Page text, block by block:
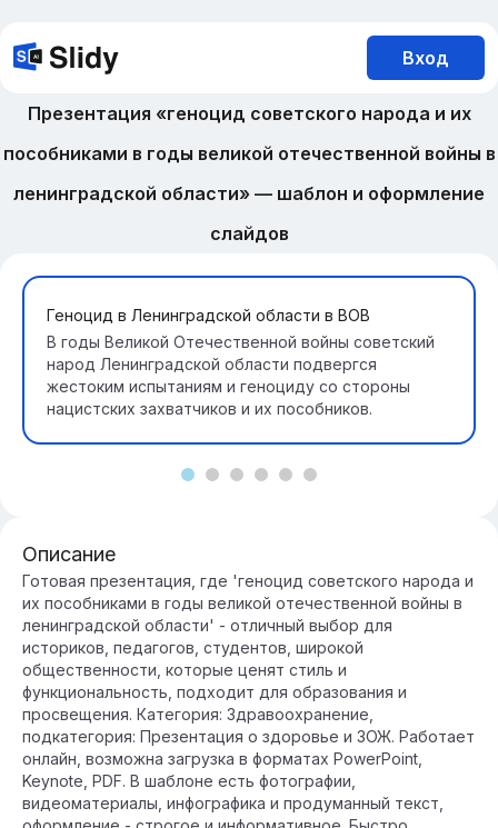
Вход
Презентация «геноцид советского народа и их
пособниками в годы великой отечественной войны в
ленинградской области» — шаблон и оформление
слайдов
Геноцид в Ленинградской области в ВОВ
В годы Великой Отечественной войны советский
народ Ленинградской области подвергся
жестоким испытаниям и геноциду со стороны
нацистских захватчиков и их пособников.
Описание
Готовая презентация, где 'геноцид советского народа и
их пособниками в годы великой отечественной войны в
ленинградской области' - отличный выбор для
историков, педагогов, студентов, широкой
общественности, которые ценят стиль и
функциональность, подходит для образования и
просвещения. Категория: Здравоохранение,
подкатегория: Презентация о здоровье и ЗОЖ. Работает
онлайн, возможна загрузка в форматах PowerPoint,
Keynote, PDF. В шаблоне есть фотографии,
видеоматериалы, инфографика и продуманный текст,